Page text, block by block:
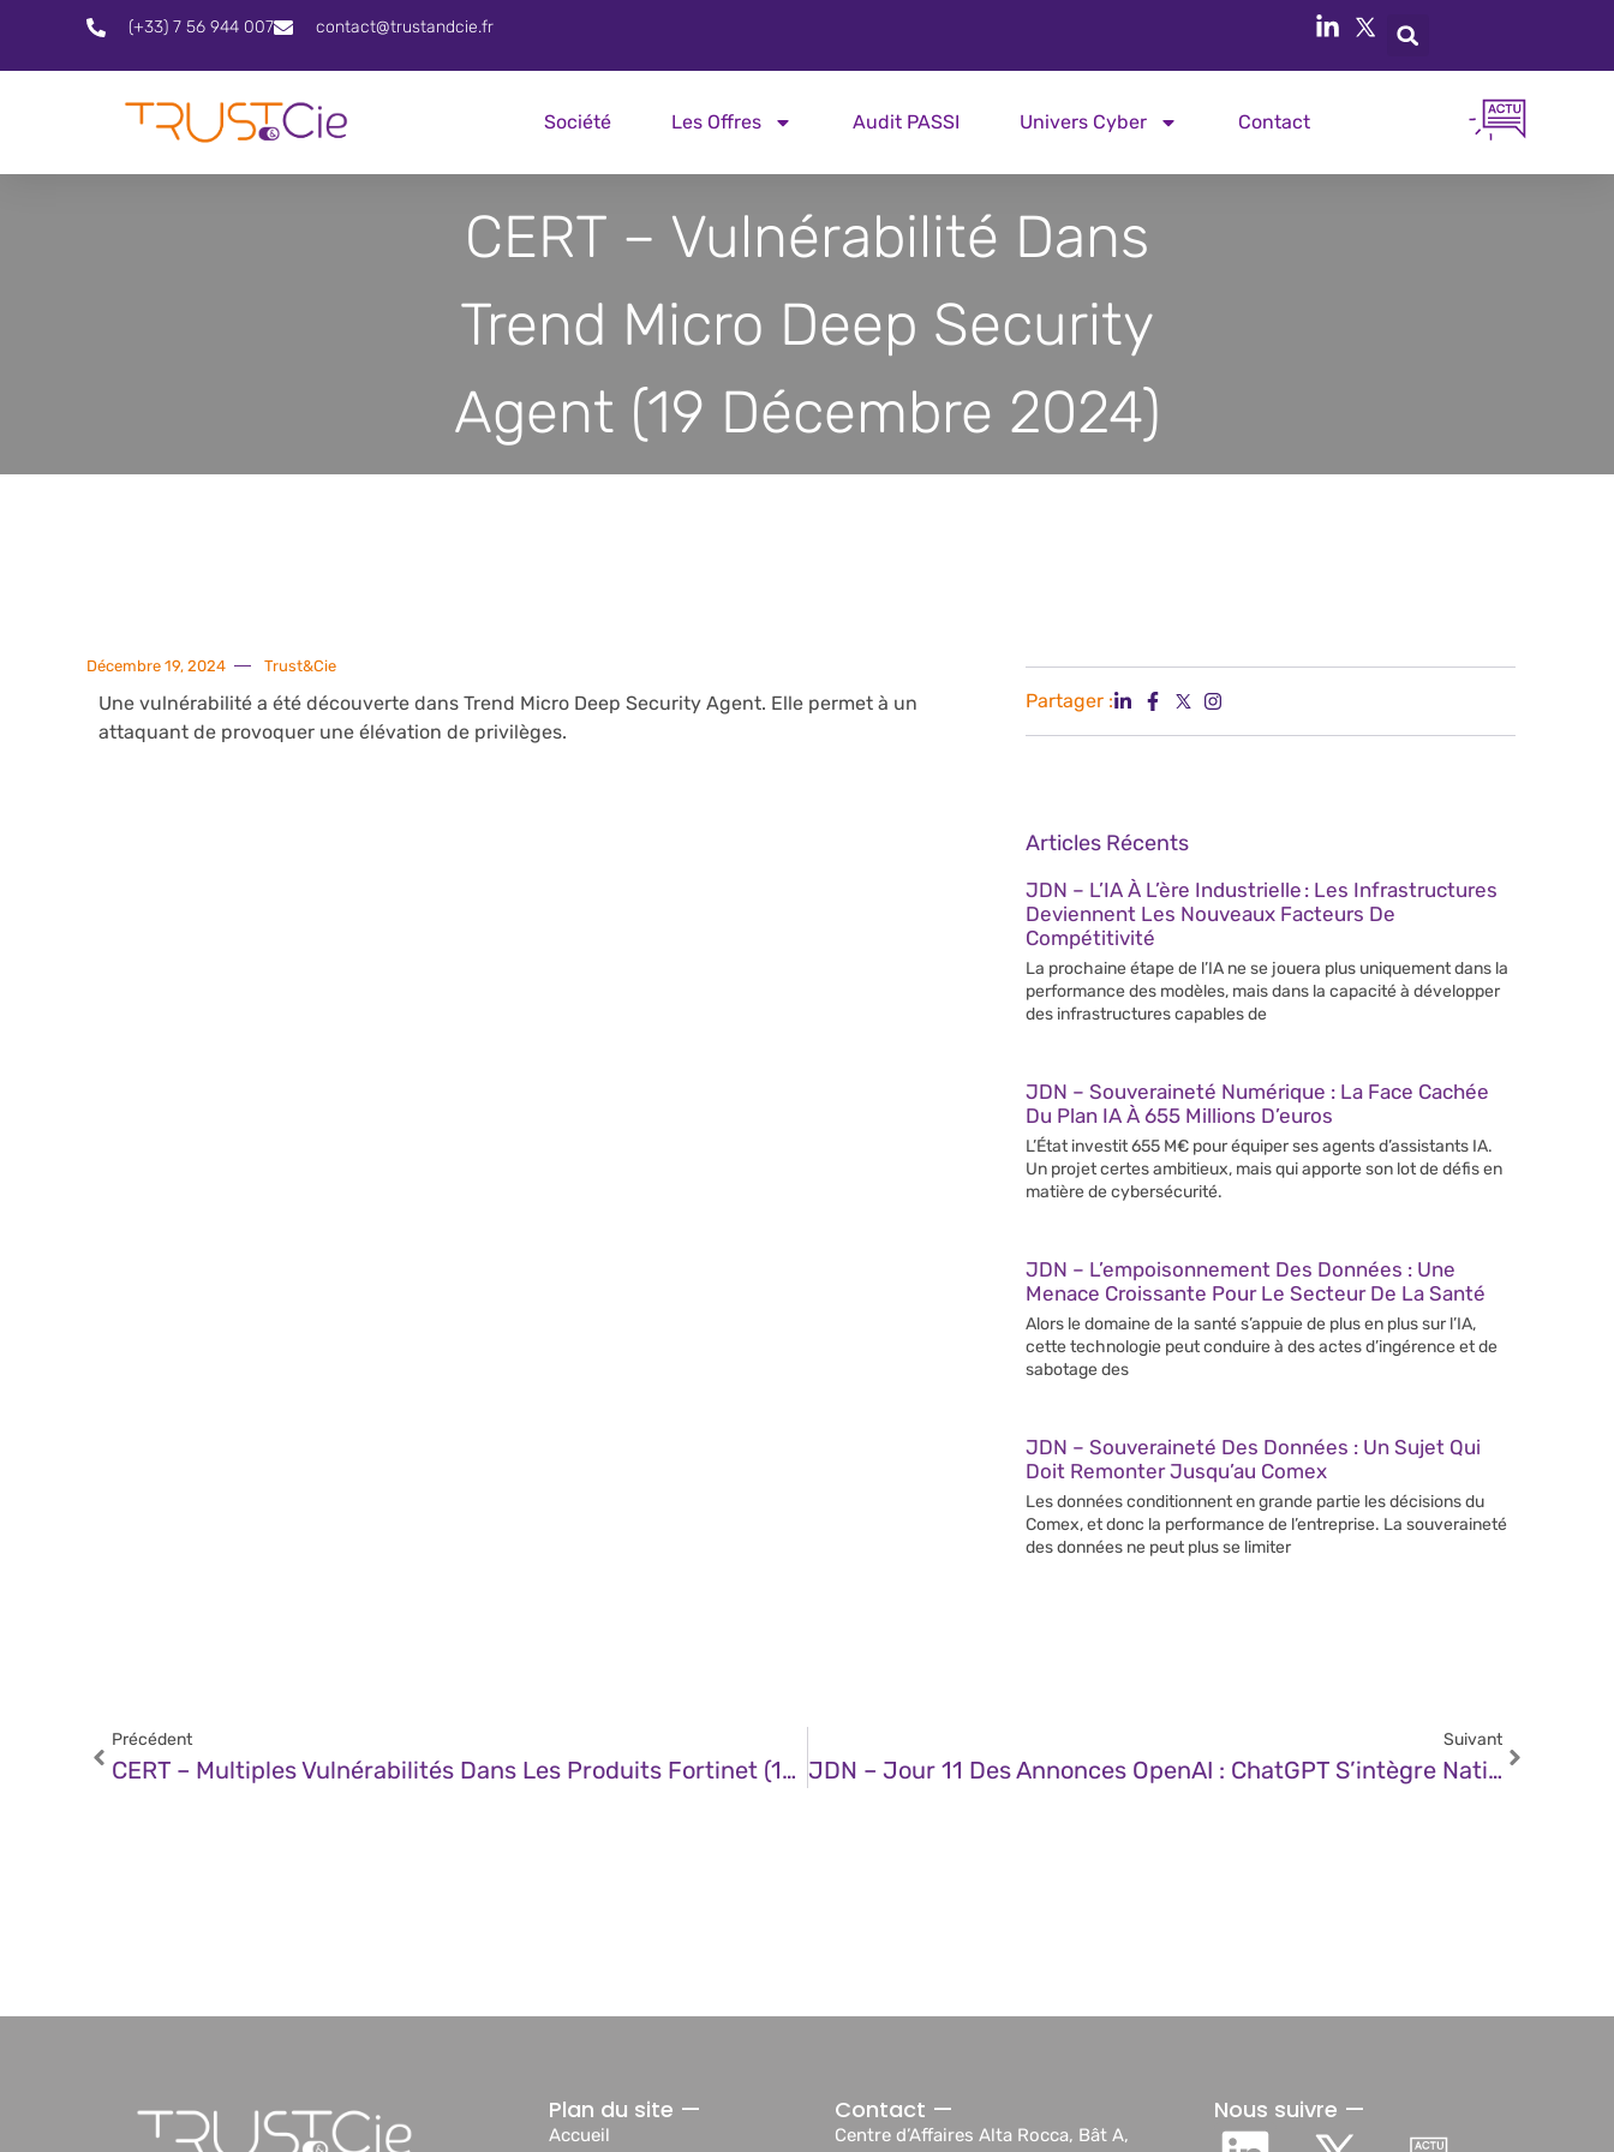
(+33) 7 56 944 007 contact@trustandcie.fr
Société Les Offres Audit PASSI Univers Cyber Contact
CERT – Vulnérabilité Dans
Trend Micro Deep Security
Agent (19 Décembre 2024)
Décembre 19, 2024 Trust&Cie
Une vulnérabilité a été découverte dans Trend Micro Deep Security Agent. Elle permet à un
attaquant de provoquer une élévation de privilèges.
Partager :
Articles Récents
JDN – L’IA À L’ère Industrielle : Les Infrastructures
Deviennent Les Nouveaux Facteurs De
Compétitivité
La prochaine étape de l’IA ne se jouera plus uniquement dans la
performance des modèles, mais dans la capacité à développer
des infrastructures capables de
JDN – Souveraineté Numérique : La Face Cachée
Du Plan IA À 655 Millions D’euros
L’État investit 655 M€ pour équiper ses agents d’assistants IA.
Un projet certes ambitieux, mais qui apporte son lot de défis en
matière de cybersécurité.
JDN – L’empoisonnement Des Données : Une
Menace Croissante Pour Le Secteur De La Santé
Alors le domaine de la santé s’appuie de plus en plus sur l’IA,
cette technologie peut conduire à des actes d’ingérence et de
sabotage des
JDN – Souveraineté Des Données : Un Sujet Qui
Doit Remonter Jusqu’au Comex
Les données conditionnent en grande partie les décisions du
Comex, et donc la performance de l’entreprise. La souveraineté
des données ne peut plus se limiter
Précédent
CERT – Multiples Vulnérabilités Dans Les Produits Fortinet (19 Décembre 2024)
Suivant
JDN – Jour 11 Des Annonces OpenAI : ChatGPT S’intègre Nativement Aux Applications Tierces Sur Mac
Plan du site —
Accueil
Contact —
Centre d’Affaires Alta Rocca, Bât A,
Nous suivre —